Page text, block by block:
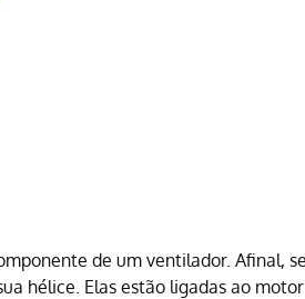
de um ventilador. Afinal,
hélice. Elas estão ligadas ao